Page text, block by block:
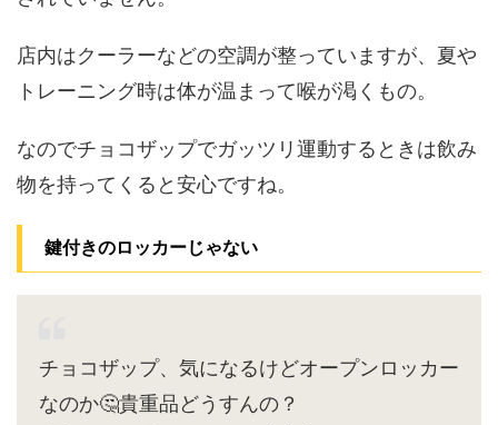
店内はクーラーなどの空調が整っていますが、夏や
トレーニング時は体が温まって喉が渇くもの。
なのでチョコザップでガッツリ運動するときは飲み
物を持ってくると安心ですね。
鍵付きのロッカーじゃない
チョコザップ、気になるけどオープンロッカー
なのか🤔貴重品どうすんの？